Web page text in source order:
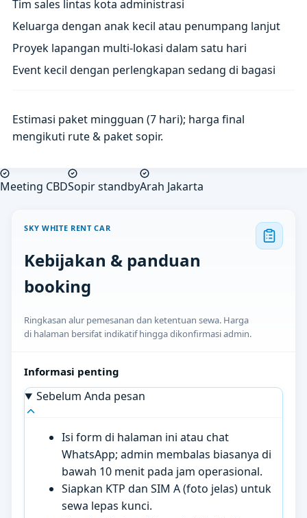
Tim sales lintas kota administrasi
Keluarga dengan anak kecil atau penumpang lanjut
Proyek lapangan multi-lokasi dalam satu hari
Event kecil dengan perlengkapan sedang di bagasi
Estimasi paket mingguan (7 hari); harga final
mengikuti rute & paket sopir.
Meeting CBDSopir standbyArah Jakarta
SKY WHITE RENT CAR
Kebijakan & panduan
booking
Ringkasan alur pemesanan dan ketentuan sewa. Harga
di halaman bersifat indikatif hingga dikonfirmasi admin.
Informasi penting
Sebelum Anda pesan
Isi form di halaman ini atau chat
WhatsApp; admin membalas biasanya di
bawah 10 menit pada jam operasional.
Siapkan KTP dan SIM A (foto jelas) untuk
sewa lepas kunci.